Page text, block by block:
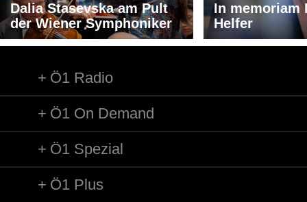
Dalia Stasevska am Pult
der Wiener Symphoniker
In memoriam
Helfer
Ö1 Radio
Ö1 On Demand
Ö1 Spezial
Ö1 Plus